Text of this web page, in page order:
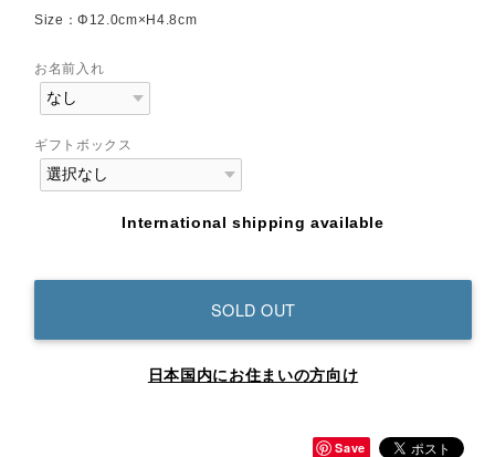
Size：Φ12.0cm×H4.8cm
お名前入れ
ギフトボックス
International shipping available
SOLD OUT
日本国内にお住まいの方向け
Save